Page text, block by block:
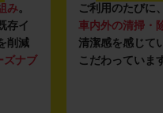
み。
存イ
削減
ズナブ
ご利用のたびに、
車内外の清掃・
清潔感を感じて
こだわっていま